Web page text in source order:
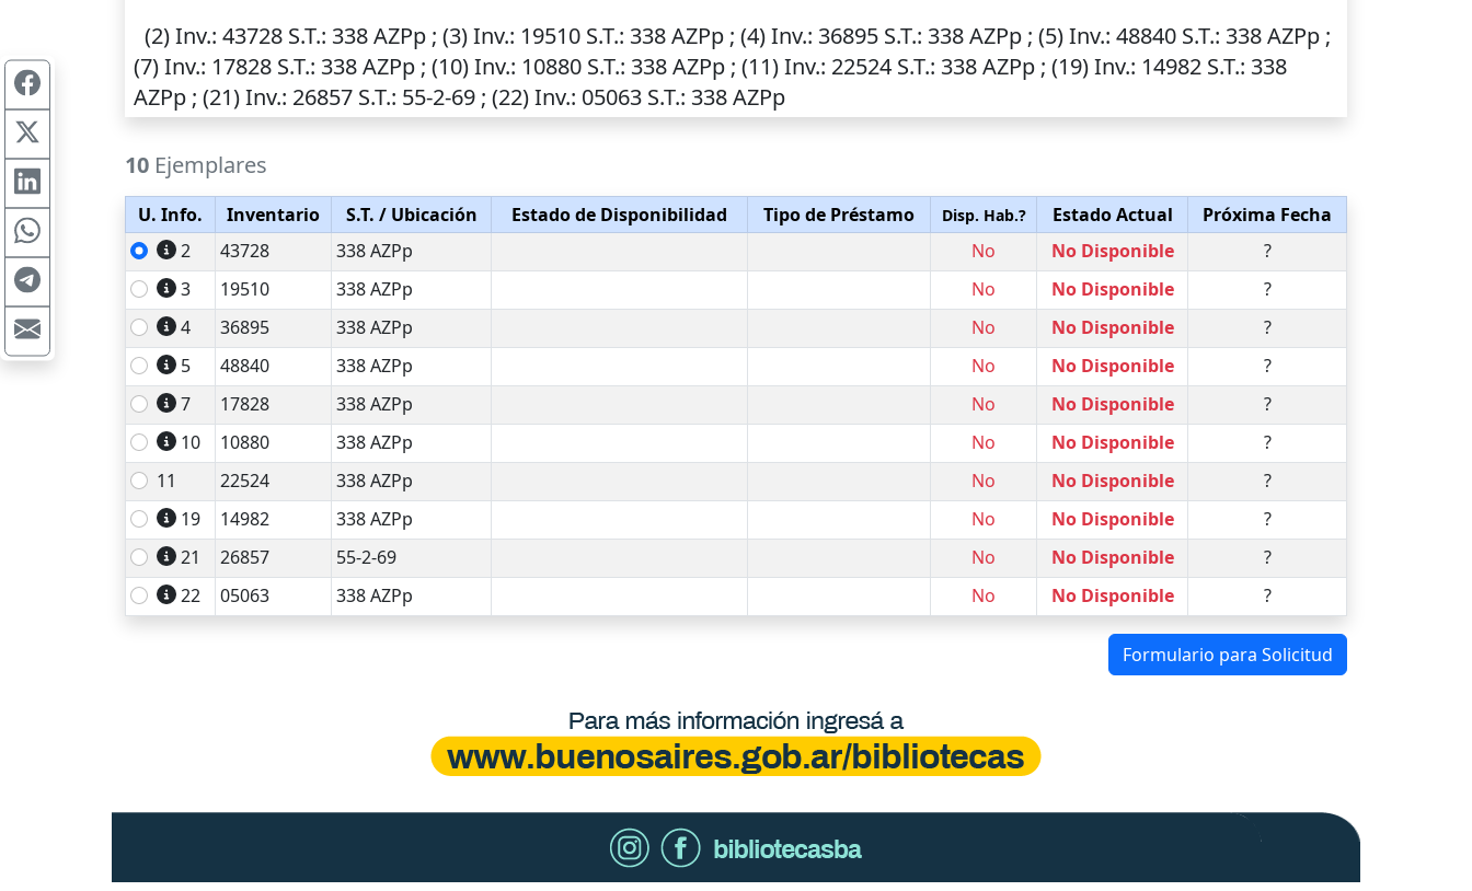
(2)Inv.: 43728 S.T.: 338 AZPp ; (3)Inv.: 19510 S.T.: 338 AZPp ; (4)Inv.: 36895 S.T.: 338 AZPp ; (5)Inv.: 48840 S.T.: 338 AZPp ;
(7)Inv.: 17828 S.T.: 338 AZPp ; (10)Inv.: 10880 S.T.: 338 AZPp ; (11)Inv.: 22524 S.T.: 338 AZPp ; (19)Inv.: 14982 S.T.: 338
AZPp ; (21)Inv.: 26857 S.T.: 55-2-69 ; (22)Inv.: 05063 S.T.: 338 AZPp
10 Ejemplares
U. Info. Inventario S.T. / Ubicación Estado de Disponibilidad Tipo de Préstamo Disp. Hab.? Estado Actual
Próxima Fecha
2
43728 338 AZPp No No Disponible
?
3
19510 338 AZPp No No Disponible
?
4
36895 338 AZPp No No Disponible
?
5
48840 338 AZPp No No Disponible
?
7
17828 338 AZPp No No Disponible
?
10
10880 338 AZPp No No Disponible
?
11
22524 338 AZPp No No Disponible
?
19
14982 338 AZPp No No Disponible
?
21
26857 55-2-69 No No Disponible
?
22
05063 338 AZPp No No Disponible ?
Formulario para Solicitud